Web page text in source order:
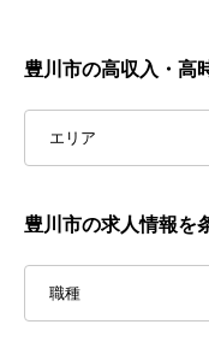
豊川市の高収入・高
エリア
豊川市の求人情報を
職種